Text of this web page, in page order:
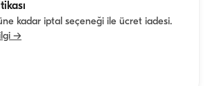
kadar iptal seçeneği ile ücret iadesi.
→